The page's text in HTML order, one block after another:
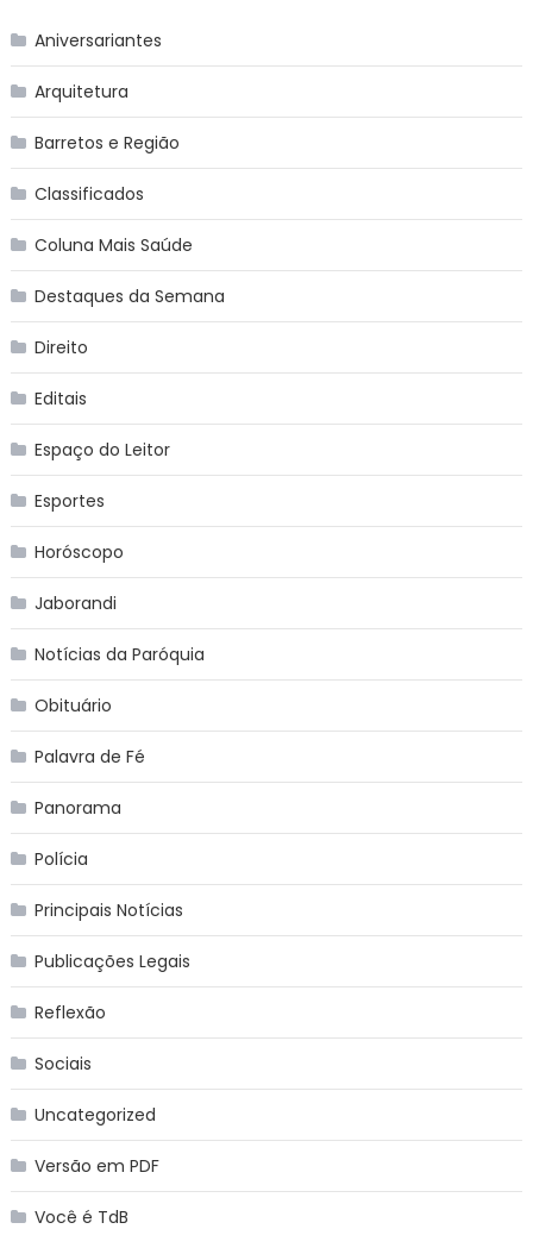
Aniversariantes
Arquitetura
Barretos e Região
Classificados
Coluna Mais Saúde
Destaques da Semana
Direito
Editais
Espaço do Leitor
Esportes
Horóscopo
Jaborandi
Notícias da Paróquia
Obituário
Palavra de Fé
Panorama
Polícia
Principais Notícias
Publicações Legais
Reflexão
Sociais
Uncategorized
Versão em PDF
Você é TdB